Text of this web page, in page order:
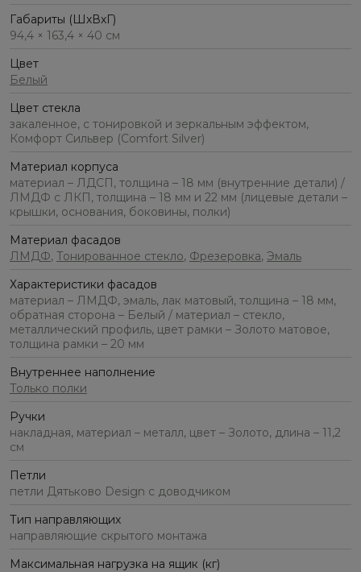
Габариты (ШхВхГ)
94,4 × 163,4 × 40 см
Цвет
Белый
Цвет стекла
закаленное, с тонировкой и зеркальным эффектом,
Комфорт Сильвер (Comfort Silver)
Материал корпуса
материал – ЛДСП, толщина – 18 мм (внутренние детали) /
ЛМДФ с ЛКП, толщина – 18 мм и 22 мм (лицевые детали –
крышки, основания, боковины, полки)
Материал фасадов
ЛМДФ, Тонированное стекло, Фрезеровка, Эмаль
Характеристики фасадов
материал – ЛМДФ, эмаль, лак матовый, толщина – 18 мм,
обратная сторона – Белый / материал – стекло,
металлический профиль, цвет рамки – Золото матовое,
толщина рамки – 20 мм
Внутреннее наполнение
Только полки
Ручки
накладная, материал – металл, цвет – Золото, длина – 11,2
см
Петли
петли Дятьково Design с доводчиком
Тип направляющих
направляющие скрытого монтажа
Максимальная нагрузка на ящик (кг)